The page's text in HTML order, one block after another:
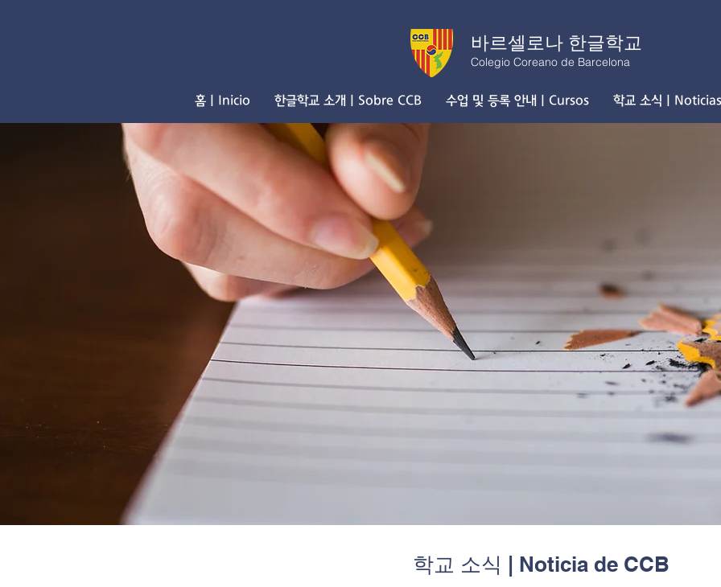
바르셀로나 한글학교
Colegio Coreano de Barcelona
홈 | Inicio 한글학교 소개 | Sobre CCB 수업 및 등록 안내 | Cursos 학교 소식 | Noticias
학교 소식 | Noticia de CCB